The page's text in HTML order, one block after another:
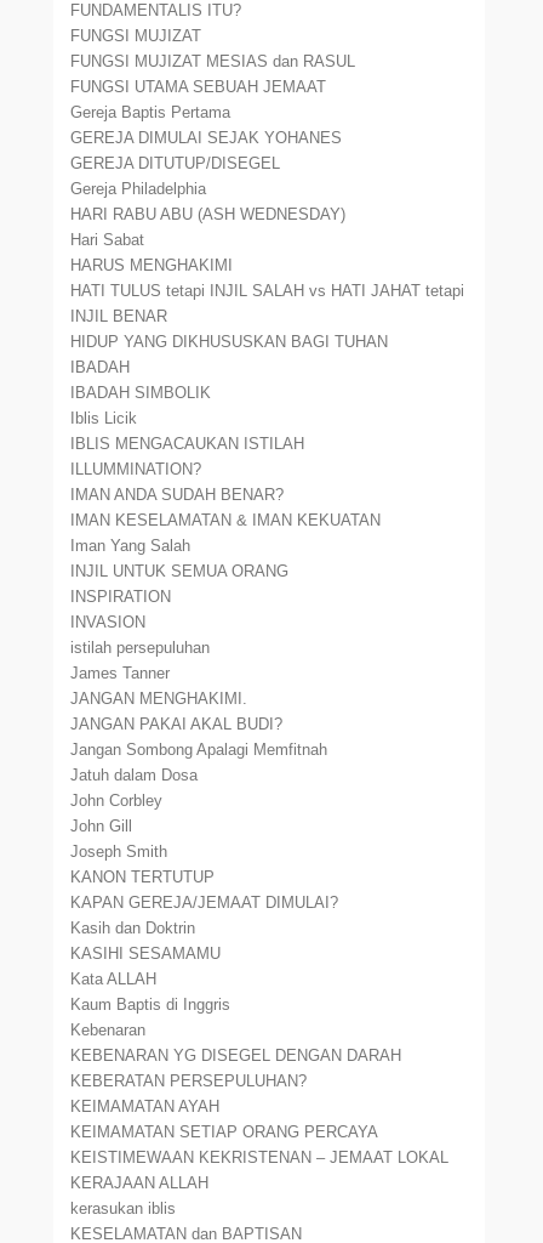
FUNDAMENTALIS ITU?
FUNGSI MUJIZAT
FUNGSI MUJIZAT MESIAS dan RASUL
FUNGSI UTAMA SEBUAH JEMAAT
Gereja Baptis Pertama
GEREJA DIMULAI SEJAK YOHANES
GEREJA DITUTUP/DISEGEL
Gereja Philadelphia
HARI RABU ABU (ASH WEDNESDAY)
Hari Sabat
HARUS MENGHAKIMI
HATI TULUS tetapi INJIL SALAH vs HATI JAHAT tetapi
INJIL BENAR
HIDUP YANG DIKHUSUSKAN BAGI TUHAN
IBADAH
IBADAH SIMBOLIK
Iblis Licik
IBLIS MENGACAUKAN ISTILAH
ILLUMMINATION?
IMAN ANDA SUDAH BENAR?
IMAN KESELAMATAN & IMAN KEKUATAN
Iman Yang Salah
INJIL UNTUK SEMUA ORANG
INSPIRATION
INVASION
istilah persepuluhan
James Tanner
JANGAN MENGHAKIMI.
JANGAN PAKAI AKAL BUDI?
Jangan Sombong Apalagi Memfitnah
Jatuh dalam Dosa
John Corbley
John Gill
Joseph Smith
KANON TERTUTUP
KAPAN GEREJA/JEMAAT DIMULAI?
Kasih dan Doktrin
KASIHI SESAMAMU
Kata ALLAH
Kaum Baptis di Inggris
Kebenaran
KEBENARAN YG DISEGEL DENGAN DARAH
KEBERATAN PERSEPULUHAN?
KEIMAMATAN AYAH
KEIMAMATAN SETIAP ORANG PERCAYA
KEISTIMEWAAN KEKRISTENAN – JEMAAT LOKAL
KERAJAAN ALLAH
kerasukan iblis
KESELAMATAN dan BAPTISAN